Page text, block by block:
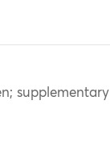
supplementary